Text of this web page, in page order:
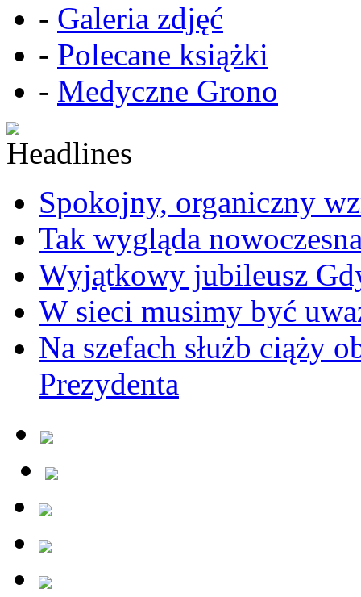
- Galeria zdjęć
- Polecane książki
- Medyczne Grono
Spokojny, organiczny
Tak wygląda
Wyjątkowy jubileusz
W sieci musimy być
Na szefach służb ciąży
Prezydenta